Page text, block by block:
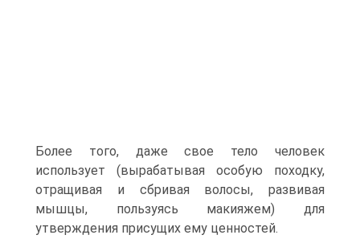
Более того, даже свое тело человек
использует (вырабатывая особую походку,
отращивая и сбривая волосы, развивая
мышцы, пользуясь макияжем) для
утверждения присущих ему ценностей.